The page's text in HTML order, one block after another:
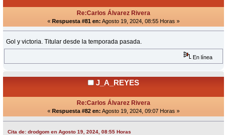
Re:Carlos Álvarez Rivera
« Respuesta #81 en: Agosto 19, 2024, 08:55 Horas »
Gol y victoria. Titular desde la temporada pasada.
En línea
J_A_REYES
Re:Carlos Álvarez Rivera
« Respuesta #82 en: Agosto 19, 2024, 09:07 Horas »
Cita de: drodgom en Agosto 19, 2024, 08:55 Horas